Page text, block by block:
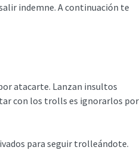
indemne. A continuación te
atacarte. Lanzan insultos
con los trolls es ignorarlos por
para seguir trolleándote.